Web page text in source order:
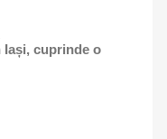
Iași, cuprinde o